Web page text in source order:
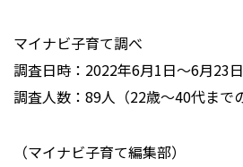
マイナビ子育て調べ
調査日時：2022年6月1日～6月23日
調査人数：89人（22歳～40代まで
（マイナビ子育て編集部）